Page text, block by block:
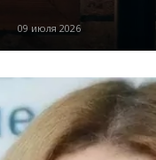
09 июля 2026